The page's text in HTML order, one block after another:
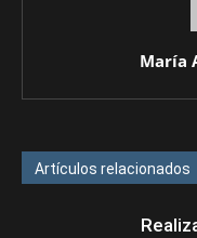
María
Artículos relacionados